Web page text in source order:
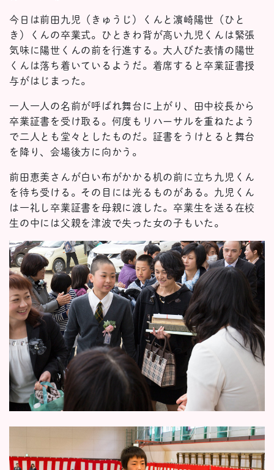
今日は前田九児（きゅうじ）くんと濵崎陽世（ひと
き）くんの卒業式。ひときわ背が高い九児くんは緊張
気味に陽世くんの前を行進する。大人びた表情の陽世
くんは落ち着いているようだ。着席すると卒業証書授
与がはじまった。
一人一人の名前が呼ばれ舞台に上がり、田中校長から
卒業証書を受け取る。何度もリハーサルを重ねたよう
で二人とも堂々としたものだ。証書をうけとると舞台
を降り、会場後方に向かう。
前田恵美さんが白い布がかかる机の前に立ち九児くん
を待ち受ける。その目には光るものがある。九児くん
は一礼し卒業証書を母親に渡した。卒業生を送る在校
生の中には父親を津波で失った女の子もいた。